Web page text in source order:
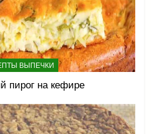
ВЫПЕЧКИ
пирог на кефире